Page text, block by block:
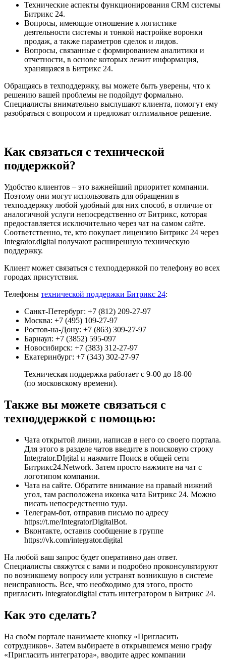
Технические аспекты функционирования CRM системы
Битрикс 24.
Вопросы, имеющие отношение к логистике
деятельности системы и тонкой настройке воронки
продаж, а также параметров сделок и лидов.
Вопросы, связанные с формированием аналитики и
отчетности, в основе которых лежит информация,
хранящаяся в Битрикс 24.
Обращаясь в техподдержку, вы можете быть уверены, что к
решению вашей проблемы не подойдут формально.
Специалисты внимательно выслушают клиента, помогут ему
разобраться с вопросом и предложат оптимальное решение.
Как связаться с технической
поддержкой?
Удобство клиентов – это важнейший приоритет компании.
Поэтому они могут использовать для обращения в
техподдержку любой удобный для них способ, в отличие от
аналогичной услуги непосредственно от Битрикс, которая
предоставляется исключительно через чат на самом сайте.
Соответственно, те, кто покупает лицензию Битрикс 24 через
Integrator.digital получают расширенную техническую
поддержку.
Клиент может связаться с техподдержкой по телефону во всех
городах присутствия.
Телефоны технической поддержки Битрикс 24:
Санкт-Петербург: +7 (812) 209-27-97
Москва: +7 (495) 109-27-97
Ростов-на-Дону: +7 (863) 309-27-97
Барнаул: +7 (3852) 595-097
Новосибирск: +7 (383) 312-27-97
Екатеринбург: +7 (343) 302-27-97
Техническая поддержка работает с 9-00 до 18-00
(по московскому времени).
Также вы можете связаться с
техподдержкой с помощью:
Чата открытой линии, написав в него со своего портала.
Для этого в разделе чатов введите в поисковую строку
Integrator.DIgital и нажмите Поиск в общей сети
Битрикс24.Network. Затем просто нажмите на чат с
логотипом компании.
Чата на сайте. Обратите внимание на правый нижний
угол, там расположена иконка чата Битрикс 24. Можно
писать непосредственно туда.
Телеграм-бот, отправив письмо по адресу
https://t.me/IntegratorDigitalBot.
Вконтакте, оставив сообщение в группе
https://vk.com/integrator.digital
На любой ваш запрос будет оперативно дан ответ.
Специалисты свяжутся с вами и подробно проконсультируют
по возникшему вопросу или устранят возникшую в системе
неисправность. Все, что необходимо для этого, просто
пригласить Integrator.digital стать интегратором в Битрикс 24.
Как это сделать?
На своём портале нажимаете кнопку «Пригласить
сотрудников». Затем выбираете в открывшемся меню графу
«Пригласить интегратора», вводите адрес компании